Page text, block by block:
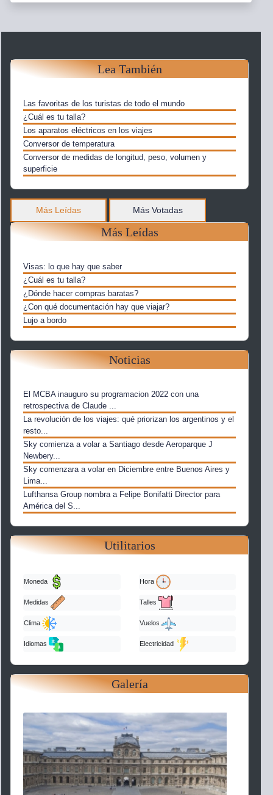
Lea También
Las favoritas de los turistas de todo el mundo
¿Cuál es tu talla?
Los aparatos eléctricos en los viajes
Conversor de temperatura
Conversor de medidas de longitud, peso, volumen y
superficie
Más Leídas Más Votadas
Más Leídas
Visas: lo que hay que saber
¿Cuál es tu talla?
¿Dónde hacer compras baratas?
¿Con qué documentación hay que viajar?
Lujo a bordo
Noticias
El MCBA inauguro su programacion 2022 con una
retrospectiva de Claude ...
La revolución de los viajes: qué priorizan los argentinos y el
resto...
Sky comienza a volar a Santiago desde Aeroparque J
Newbery...
Sky comenzara a volar en Diciembre entre Buenos Aires y
Lima...
Lufthansa Group nombra a Felipe Bonifatti Director para
América del S...
Utilitarios
Moneda
Medidas
Clima
Idiomas
Hora
Talles
Vuelos
Electricidad
Galería